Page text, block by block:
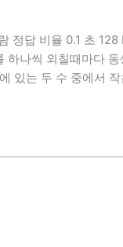
정답 비율 0.1 초
하나씩 외칠때마다
있는 두 수 중에서